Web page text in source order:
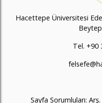
Hacettepe Üniversitesi
Tel. +90
Sayfa Sorumluları: